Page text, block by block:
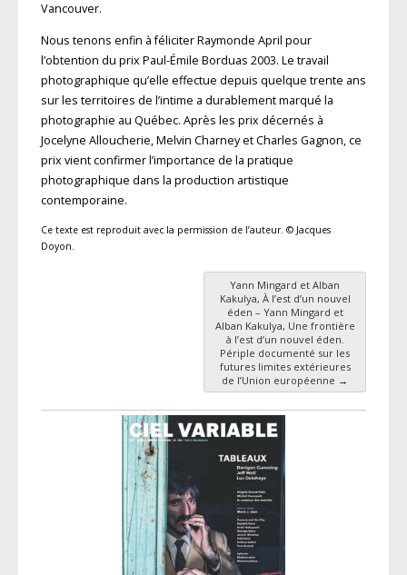
Vancouver.
Nous tenons enfin à féliciter Raymonde April pour
l’obtention du prix Paul-Émile Borduas 2003. Le travail
photographique qu’elle effectue depuis quelque trente ans
sur les territoires de l’intime a durablement marqué la
photographie au Québec. Après les prix décernés à
Jocelyne Alloucherie, Melvin Charney et Charles Gagnon, ce
prix vient confirmer l’importance de la pratique
photographique dans la production artistique
contemporaine.
Ce texte est reproduit avec la permission de l’auteur. © Jacques
Doyon.
Navigation des articles
Yann Mingard et Alban
Kakulya, À l’est d’un nouvel
éden – Yann Mingard et
Alban Kakulya, Une frontière
à l’est d’un nouvel éden.
Périple documenté sur les
futures limites extérieures
de l’Union européenne →